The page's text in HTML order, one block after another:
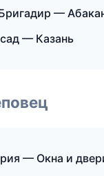
—
— Казань
— Окна и